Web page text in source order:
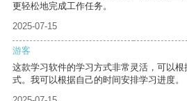
更轻松地完成工作任务。
2025-07-15
游客
这款学习软件的学习方式非常灵活，可以
式。我可以根据自己的时间安排学习进度。